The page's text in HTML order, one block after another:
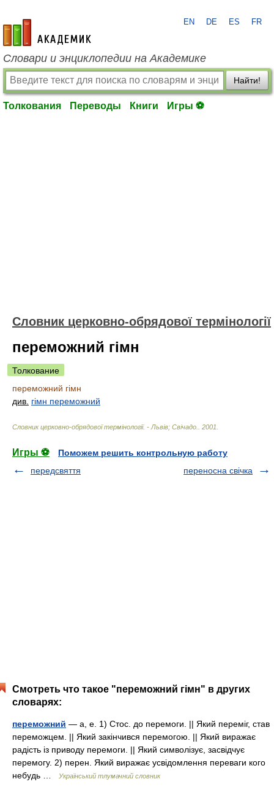
academic.ru
EN DE ES FR
Словари и энциклопедии на Академике
Найти!
Толкования Переводы Книги Игры ⚽
Словник церковно-обрядової термінології
переможний гімн
Толкование
переможний гімн
див. гімн переможний
Словник церковно-обрядової термінології. - Львів; Свічадо. 2001
Игры ⚽
Поможем решить контрольную работу
передсвяття
переносна свічка
Смотреть что такое "переможний гімн" в других
словарях:
переможний — а, е. 1) Стос. до перемоги. || Який переміг, став
переможцем. || Який закінчився перемогою. || Який виражає
радість із приводу перемоги. || Який символізує, засвідчує
перемогу. 2) перен. Який виражає усвідомлення переваги кого
небудь …
Український тлумачний словник